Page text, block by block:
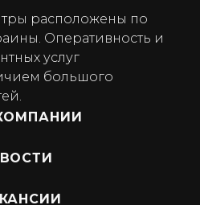
расположены по
Оперативность и
услуг
большого